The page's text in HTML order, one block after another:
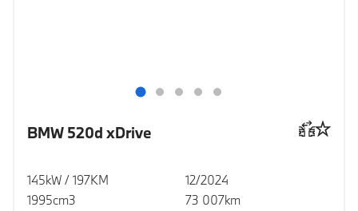
BMW 520d xDrive
145kW / 197KM
1995cm3
12/2024
73 007km